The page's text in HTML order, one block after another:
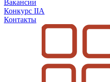
Вакансии
Конкурс IIA
Контакты